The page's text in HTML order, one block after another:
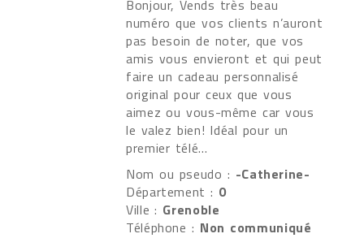
Bonjour, Vends très beau
numéro que vos clients n’auront
pas besoin de noter, que vos
amis vous envieront et qui peut
faire un cadeau personnalisé
original pour ceux que vous
aimez ou vous-même car vous
le valez bien! Idéal pour un
premier télé...
Nom ou pseudo : -Catherine-
Département : 0
Ville : Grenoble
Téléphone : Non communiqué